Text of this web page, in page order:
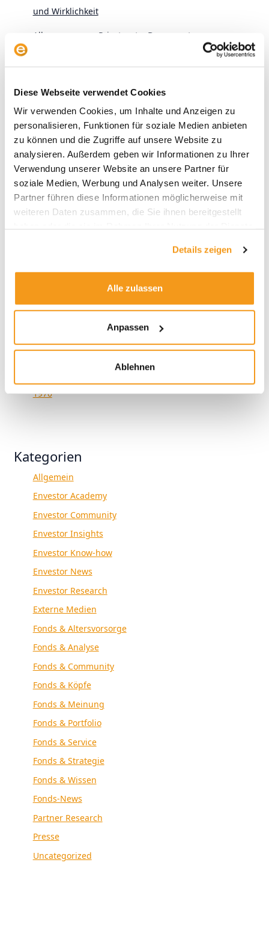
Diese Webseite verwendet Cookies
Wir verwenden Cookies, um Inhalte und Anzeigen zu
personalisieren, Funktionen für soziale Medien anbieten
zu können und die Zugriffe auf unsere Website zu
analysieren. Außerdem geben wir Informationen zu Ihrer
Verwendung unserer Website an unsere Partner für
soziale Medien, Werbung und Analysen weiter. Unsere
Partner führen diese Informationen möglicherweise mit
weiteren Daten zusammen, die Sie ihnen bereitgestellt
Details zeigen
Alle zulassen
Anpassen
Ablehnen
und Wirklichkeit
Alles zur neuen Privatrente: Der envestor
Schwedenrente, SpaceX und schiefe Indizes
Archive
1970
Kategorien
Allgemein
Envestor Academy
Envestor Community
Envestor Insights
Envestor Know-how
Envestor News
Envestor Research
Externe Medien
Fonds & Altersvorsorge
Fonds & Analyse
Fonds & Community
Fonds & Köpfe
Fonds & Meinung
Fonds & Portfolio
Fonds & Service
Fonds & Strategie
Fonds & Wissen
Fonds-News
Partner Research
Presse
Uncategorized